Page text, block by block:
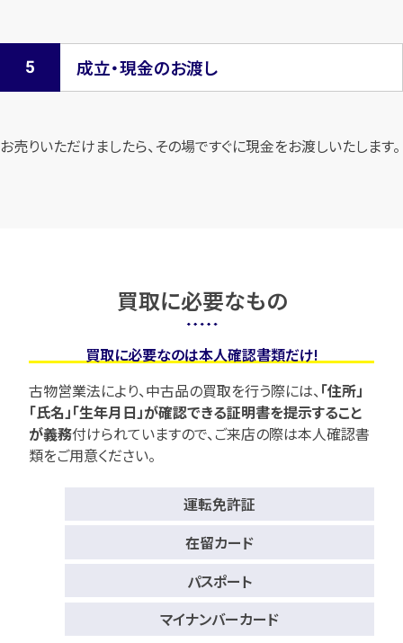
成立・現金のお渡し
お売りいただけましたら、その場ですぐに現金をお渡しいたします。
買取に必要なもの
買取に必要なのは本人確認書類だけ!
古物営業法により、中古品の買取を行う際には、「住所」
「氏名」「生年月日」が確認できる証明書を提示すること
が義務付けられていますので、ご来店の際は本人確認書
類をご用意ください。
運転免許証
在留カード
パスポート
マイナンバーカード